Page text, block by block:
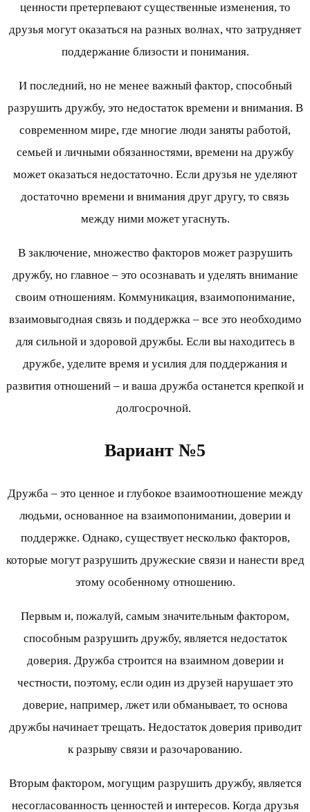
ценности претерпевают существенные изменения, то
друзья могут оказаться на разных волнах, что затрудняет
поддержание близости и понимания.
И последний, но не менее важный фактор, способный
разрушить дружбу, это недостаток времени и внимания. В
современном мире, где многие люди заняты работой,
семьей и личными обязанностями, времени на дружбу
может оказаться недостаточно. Если друзья не уделяют
достаточно времени и внимания друг другу, то связь
между ними может угаснуть.
В заключение, множество факторов может разрушить
дружбу, но главное – это осознавать и уделять внимание
своим отношениям. Коммуникация, взаимопонимание,
взаимовыгодная связь и поддержка – все это необходимо
для сильной и здоровой дружбы. Если вы находитесь в
дружбе, уделите время и усилия для поддержания и
развития отношений – и ваша дружба останется крепкой и
долгосрочной.
Вариант №5
Дружба – это ценное и глубокое взаимоотношение между
людьми, основанное на взаимопонимании, доверии и
поддержке. Однако, существует несколько факторов,
которые могут разрушить дружеские связи и нанести вред
этому особенному отношению.
Первым и, пожалуй, самым значительным фактором,
способным разрушить дружбу, является недостаток
доверия. Дружба строится на взаимном доверии и
честности, поэтому, если один из друзей нарушает это
доверие, например, лжет или обманывает, то основа
дружбы начинает трещать. Недостаток доверия приводит
к разрыву связи и разочарованию.
Вторым фактором, могущим разрушить дружбу, является
несогласованность ценностей и интересов. Когда друзья